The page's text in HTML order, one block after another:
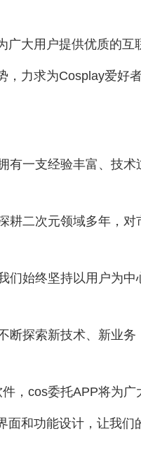
广大用户提供优质的
，力求为Cosplay爱好
有一支经验丰富、技
耕二次元领域多年，对
们始终坚持以用户为中
断探索新技术、新业务
，cos委托APP将为
面和功能设计，让我